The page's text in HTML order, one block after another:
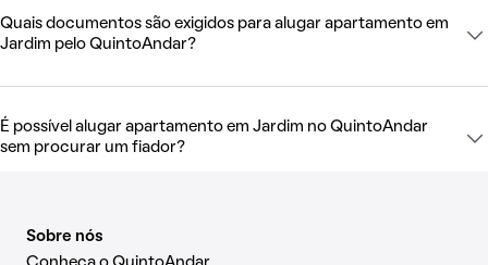
Quais documentos são exigidos para alugar apartamento em
Jardim pelo QuintoAndar?
É possível alugar apartamento em Jardim no QuintoAndar
sem procurar um fiador?
Sobre nós